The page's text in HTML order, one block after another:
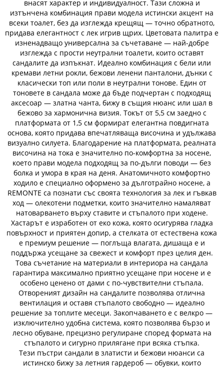
внасят характер и индивидуалност. Тази сложна и
изтънчена комбинация прави модела истински акцент на
всеки тоалет, без да изглежда крещящ — точно обратното,
придава елегантност с лек игрив щрих. Цветовата палитра е
изненадващо универсална за съчетаване — най-добре
изглежда с прости неутрални тоалети, които оставят
сандалите да изпъкнат. Идеално комбинация с бели или
кремави летни рокли, бежови ленени панталони, дънки с
класически топ или поли в неутрални тонове. Един от
тоновете в сандала може да бъде подчертан с подходящ
аксесоар — златна чанта, бижу в същия нюанс или шал в
бежово за хармонична визия. Токът от 5,5 см заедно с
платформата от 1,5 см формират елегантна повдигната
основа, която придава впечатляваща височина и удължава
визуално силуета. Благодарение на платформата, реалната
височина на тока е значително по-комфортна за носене,
което прави модела подходящ за по-дълги поводи — без
болка и умора в края на деня. Анатомичното комфортно
ходило е специално оформено за дълготрайно носене, а
REMONTE са познати със своята технология за лек и гъвкав
ход — олекотени подметки, които значително намаляват
натоварването върху ставите и стъпалото при ходене.
Хастарът е изработен от еко кожа, която осигурява гладка
повърхност и приятен допир, а стелката от естествена кожа
е премиум решение — поглъща влагата, дишаща е и
поддържа усещане за свежест и комфорт през целия ден.
Това съчетание на материали в интериора на сандала
гарантира максимално приятно усещане при носене и е
особено ценено от дами с по-чувствителни стъпала.
Отвореният дизайн на сандалите позволява отлична
вентилация и оставя стъпалото свободно — идеално
решение за топлите месеци. Закопчаването е с велкро —
изключително удобна система, която позволява бързо и
лесно обуване, прецизно регулиране според формата на
стъпалото и сигурно прилягане при всяка стъпка.
Тези пъстри сандали в златисти и бежови нюанси са
истинско бижу за летния гардероб — обувки, които